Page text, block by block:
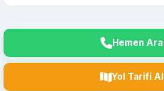
Hemen Ara
Yol Tarifi Al